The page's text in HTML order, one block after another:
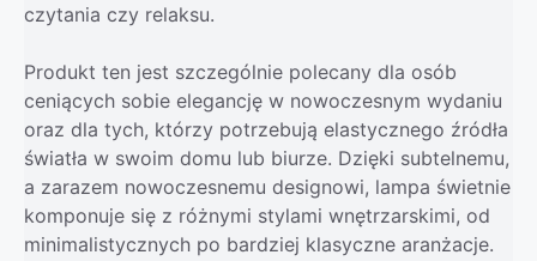
czytania czy relaksu.
Produkt ten jest szczególnie polecany dla osób
ceniących sobie elegancję w nowoczesnym wydaniu
oraz dla tych, którzy potrzebują elastycznego źródła
światła w swoim domu lub biurze. Dzięki subtelnemu,
a zarazem nowoczesnemu designowi, lampa świetnie
komponuje się z różnymi stylami wnętrzarskimi, od
minimalistycznych po bardziej klasyczne aranżacje.